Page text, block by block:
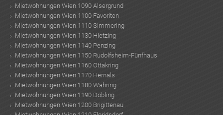
Mietwohnungen Wien 1090 Alsergrund
Mietwohnungen Wien 1100 Favoriten
Mietwohnungen Wien 1110 Simmering
Mietwohnungen Wien 1130 Hietzing
Mietwohnungen Wien 1140 Penzing
Mietwohnungen Wien 1150 Rudolfsheim-Fünfhaus
Mietwohnungen Wien 1160 Ottakring
Mietwohnungen Wien 1170 Hernals
Mietwohnungen Wien 1180 Währing
Mietwohnungen Wien 1190 Döbling
Mietwohnungen Wien 1200 Brigittenau